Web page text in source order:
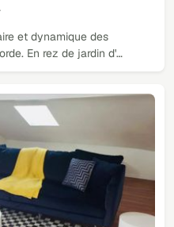
et dynamique des
En rez de jardin d'…